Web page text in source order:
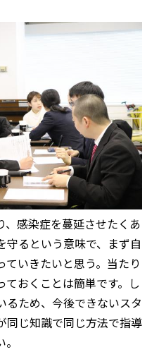
、感染症を蔓延させたくあ
守るという意味で、まず自
いきたいと思う。当たり
おくことは簡単です。し
るため、今後できないスタ
同じ知識で同じ方法で指導